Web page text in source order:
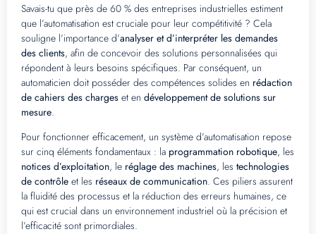
Savais-tu que près de 60 % des entreprises industrielles estiment
que l’automatisation est cruciale pour leur compétitivité ? Cela
souligne l’importance d’analyser et d’interpréter les demandes
des clients, afin de concevoir des solutions personnalisées qui
répondent à leurs besoins spécifiques. Par conséquent, un
automaticien doit posséder des compétences solides en rédaction
de cahiers des charges et en développement de solutions sur
mesure.
Pour fonctionner efficacement, un système d’automatisation repose
sur cinq éléments fondamentaux : la programmation robotique, les
notices d’exploitation, le réglage des machines, les technologies
de contrôle et les réseaux de communication. Ces piliers assurent
la fluidité des processus et la réduction des erreurs humaines, ce
qui est crucial dans un environnement industriel où la précision et
l’efficacité sont primordiales.